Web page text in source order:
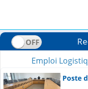
Emploi
Poste